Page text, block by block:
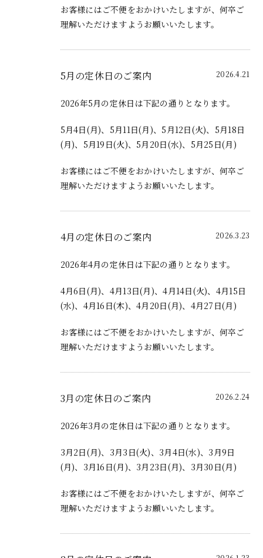
お客様にはご不便をおかけいたしますが、何卒ご
理解いただけますようお願いいたします。
2026.4.21
5月の定休日のご案内
2026年5月の定休日は下記の通りとなります。
5月4日(月)、5月11日(月)、5月12日(火)、5月18日
(月)、5月19日(火)、5月20日(水)、5月25日(月)
お客様にはご不便をおかけいたしますが、何卒ご
理解いただけますようお願いいたします。
2026.3.23
4月の定休日のご案内
2026年4月の定休日は下記の通りとなります。
4月6日(月)、4月13日(月)、4月14日(火)、4月15日
(水)、4月16日(木)、4月20日(月)、4月27日(月)
お客様にはご不便をおかけいたしますが、何卒ご
理解いただけますようお願いいたします。
2026.2.24
3月の定休日のご案内
2026年3月の定休日は下記の通りとなります。
3月2日(月)、3月3日(火)、3月4日(水)、3月9日
(月)、3月16日(月)、3月23日(月)、3月30日(月)
お客様にはご不便をおかけいたしますが、何卒ご
理解いただけますようお願いいたします。